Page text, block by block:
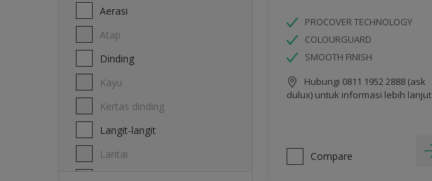
Aerasi
Atap
Dinding
Kayu
Kertas dinding
Langit-langit
Lantai
PROCOVER TECHNOLOGY
COLOURGUARD
SMOOTH FINISH
Hubungi 0811 1952 2888 (ask
dulux) untuk informasi lebih lanjut
Compare